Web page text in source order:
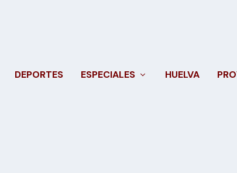
DEPORTES ESPECIALES HUELVA